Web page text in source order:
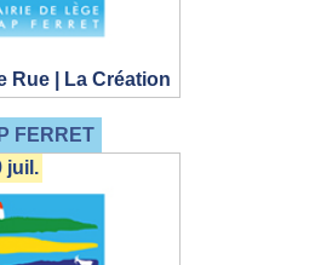
Rue | La Création
FERRET
juil.